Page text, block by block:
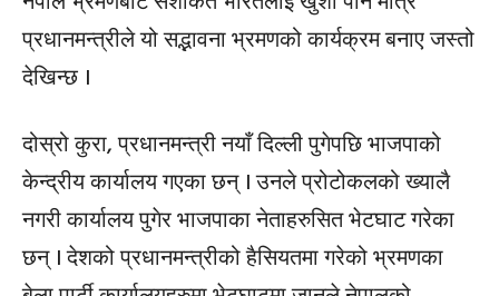
प्रधानमन्त्रीले यो सद्भावना भ्रमणको कार्यक्रम बनाए जस्तो
देखिन्छ ।
दोस्रो कुरा, प्रधानमन्त्री नयाँ दिल्ली पुगेपछि भाजपाको
केन्द्रीय कार्यालय गएका छन् । उनले प्रोटोकलको ख्यालै
नगरी कार्यालय पुगेर भाजपाका नेताहरुसित भेटघाट गरेका
छन् । देशको प्रधानमन्त्रीको हैसियतमा गरेको भ्रमणका